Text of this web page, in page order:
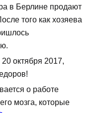
в Берлине продают
того как хозяева
октября 2017,
о работе
мозга, которые